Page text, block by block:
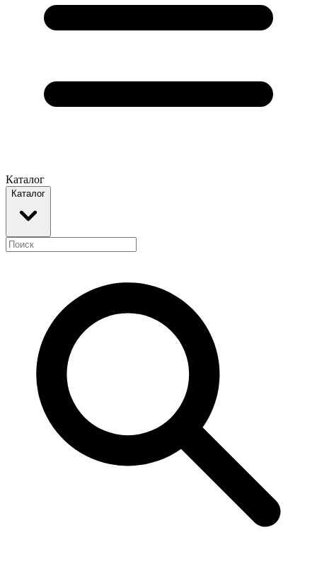
Каталог
Каталог